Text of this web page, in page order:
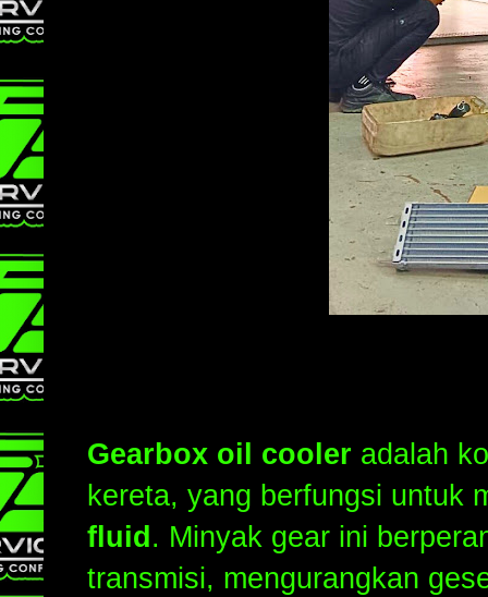
Gearbox oil cooler adalah
kereta, yang berfungsi untuk
fluid . Minyak gear ini
transmisi, mengurangkan